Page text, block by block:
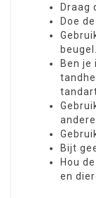
Draag
Doe
beugel.
Ben je
Bijt
Hou
en